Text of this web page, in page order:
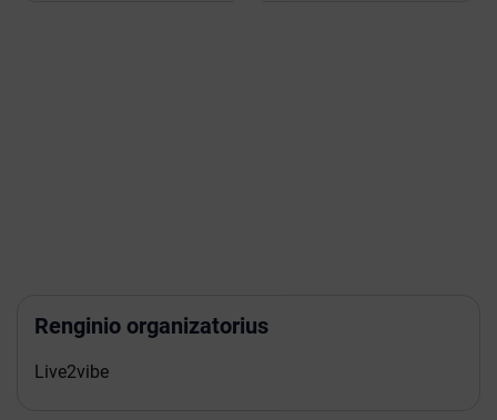
Renginio organizatorius
Live2vibe